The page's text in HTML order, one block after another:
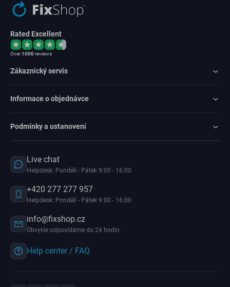
Rated Excellent
Over1000reviews
Zákaznický servis
Informace o objednávce
Podmínky a ustanovení
Live chat
Helpdesk: Pondělí - Pátek 9:00 - 16:00
+420 277 277 957
Helpdesk: Pondělí - Pátek 9:00 - 16:00
info@fixshop.cz
Obvykle odpovídáme do 24 hodin.
Help center / FAQ